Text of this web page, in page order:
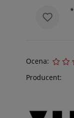
*
Ocena:
Producent: